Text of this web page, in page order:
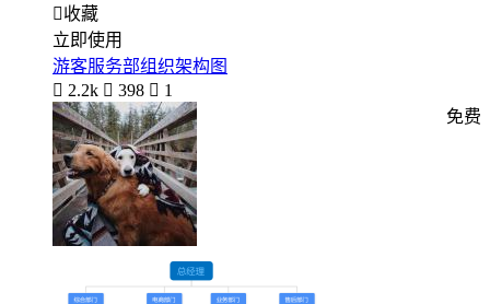
收藏
立即使用
游客服务部组织架构图
 2.2k  398  1
免费